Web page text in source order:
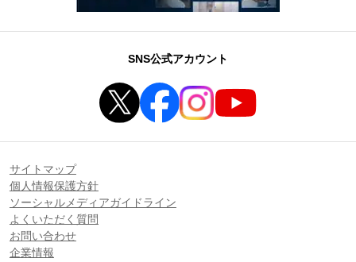
SNS公式アカウント
サイトマップ
個人情報保護方針
ソーシャルメディアガイドライン
よくいただく質問
お問い合わせ
企業情報